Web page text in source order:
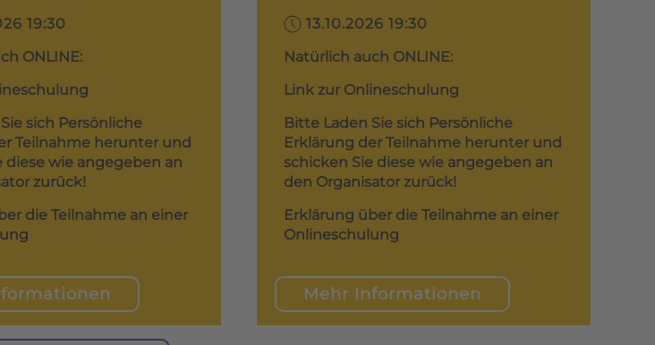
19:30
ONLINE:
sich Persönliche
Teilnahme herunter und
diese wie angegeben an
zurück!
die Teilnahme an einer
13.10.2026 19:30
Natürlich auch ONLINE:
Link zur Onlineschulung
Bitte Laden Sie sich Persönliche
Erklärung der Teilnahme herunter und
schicken Sie diese wie angegeben an
den Organisator zurück!
Erklärung über die Teilnahme an einer
Onlineschulung
Mehr Informationen